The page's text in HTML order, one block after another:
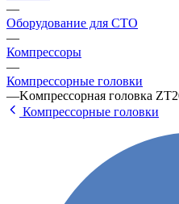
—
Оборудование для СТО
—
Компрессоры
—
Компрессорные головки
—Koмпpeccopнaя гoлoвкa
Компрессорные головки